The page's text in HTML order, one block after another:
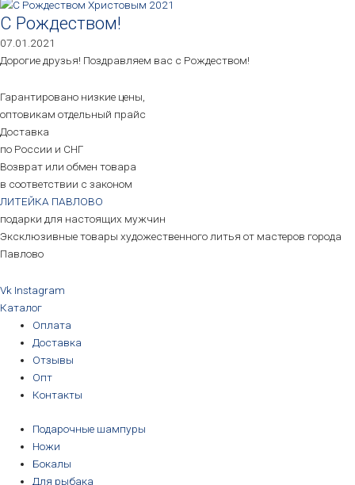
С Рождеством!
07.01.2021
Дорогие друзья! Поздравляем вас с Рождеством!
Гарантировано низкие цены,
оптовикам отдельный прайс
Доставка
по России и СНГ
Возврат или обмен товара
в соответствии с законом
ЛИТЕЙКА ПАВЛОВО
подарки для настоящих мужчин
Эксклюзивные товары художественного литья от мастеров города
Павлово
Vk Instagram
Каталог
Оплата
Доставка
Отзывы
Опт
Контакты
Подарочные шампуры
Ножи
Бокалы
Для рыбака